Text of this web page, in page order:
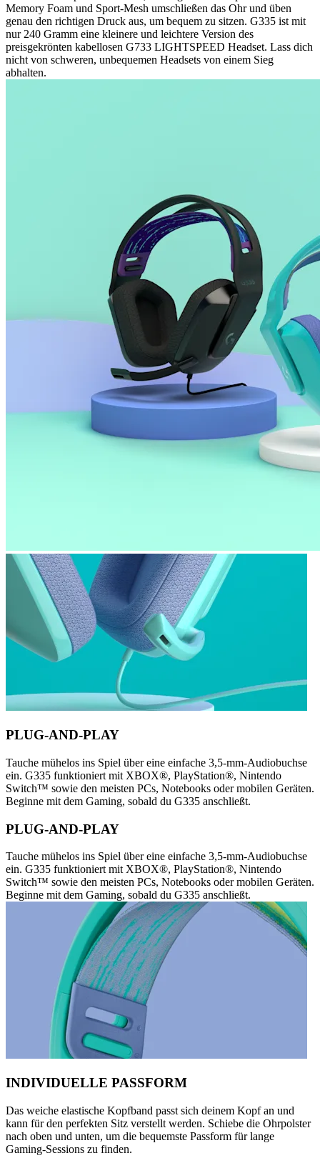
Memory Foam und Sport-Mesh umschließen das Ohr und üben
genau den richtigen Druck aus, um bequem zu sitzen. G335 ist mit
nur 240 Gramm eine kleinere und leichtere Version des
preisgekrönten kabellosen G733 LIGHTSPEED Headset. Lass dich
nicht von schweren, unbequemen Headsets von einem Sieg
abhalten.
PLUG-AND-PLAY
Tauche mühelos ins Spiel über eine einfache 3,5-mm-Audiobuchse
ein. G335 funktioniert mit XBOX®, PlayStation®, Nintendo
Switch™ sowie den meisten PCs, Notebooks oder mobilen Geräten.
Beginne mit dem Gaming, sobald du G335 anschließt.
PLUG-AND-PLAY
Tauche mühelos ins Spiel über eine einfache 3,5-mm-Audiobuchse
ein. G335 funktioniert mit XBOX®, PlayStation®, Nintendo
Switch™ sowie den meisten PCs, Notebooks oder mobilen Geräten.
Beginne mit dem Gaming, sobald du G335 anschließt.
INDIVIDUELLE PASSFORM
Das weiche elastische Kopfband passt sich deinem Kopf an und
kann für den perfekten Sitz verstellt werden. Schiebe die Ohrpolster
nach oben und unten, um die bequemste Passform für lange
Gaming-Sessions zu finden.